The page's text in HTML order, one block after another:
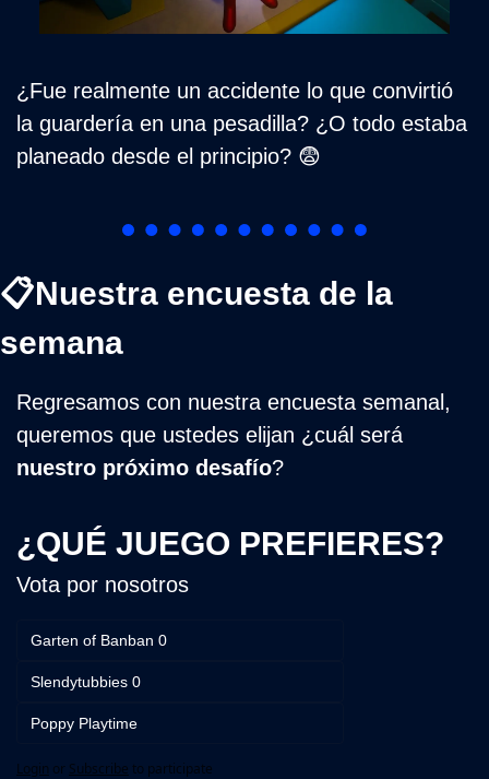
¿Fue realmente un accidente lo que convirtió
la guardería en una pesadilla? ¿O todo estaba
planeado desde el principio? 😨
📋Nuestra encuesta de la
semana
Regresamos con nuestra encuesta semanal,
nuestro próximo desafío?
¿QUÉ JUEGO PREFIERES?
Vota por nosotros
Garten of Banban 0
Slendytubbies 0
Poppy Playtime
Login or Subscribe to participate